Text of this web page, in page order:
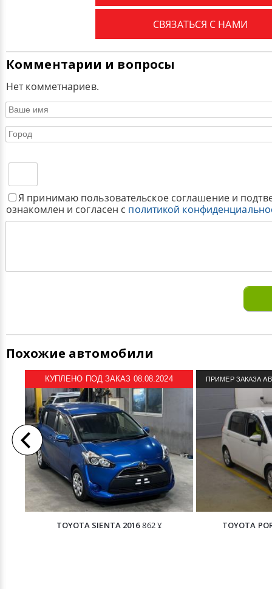
СВЯЗАТЬСЯ С НАМИ
Комментарии и вопросы
Нет комметнариев.
Я принимаю пользовательское соглашение и
ознакомлен и согласен с политикой
Похожие автомобили
КУПЛЕНО ПОД ЗАКАЗ 08.08.2024
TOYOTA SIENTA 2016 862 ¥
ПРИМЕР ЗАКАЗА
TOYOTA